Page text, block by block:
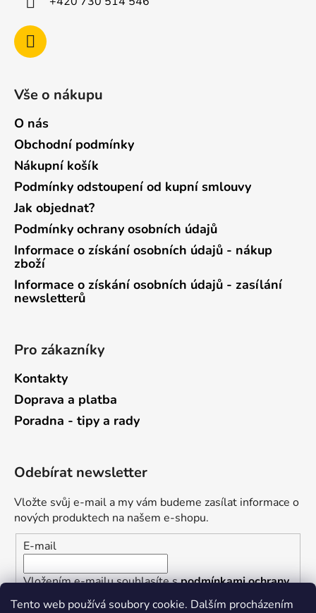
Tento web používá soubory cookie. Dalším procházením
Vše o nákupu
O nás
Obchodní podmínky
Nákupní košík
Podmínky odstoupení od kupní smlouvy
Jak objednat?
Podmínky ochrany osobních údajů
Informace o získání osobních údajů - nákup
zboží
Informace o získání osobních údajů - zasílání
newsletterů
Pro zákazníky
Kontakty
Doprava a platba
Poradna - tipy a rady
Odebírat newsletter
Vložte svůj e-mail a my vám budeme zasílat informace o
nových produktech na našem e-shopu.
E-mail
Vložením e-mailu souhlasíte spodmínkami ochrany
osobních údajů